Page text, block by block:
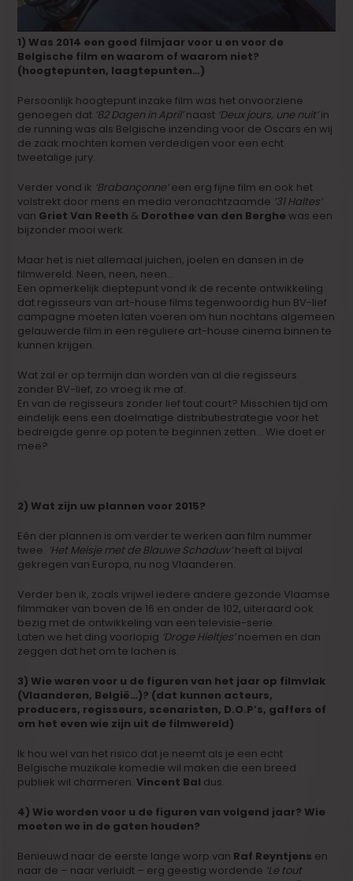
1) Was 2014 een goed filmjaar voor u en voor de
Belgische film en waarom of waarom niet?
(hoogtepunten, laagtepunten…)
Persoonlijk hoogtepunt inzake film was het onvoorziene
genoegen dat ’82 Dagen in April’naast ‘Deux jours, une nuit’in
de running was als Belgische inzending voor de Oscars en wij
de zaak mochten komen verdedigen voor een echt
tweetalige jury.
Verder vond ik ‘Brabançonne’een erg fijne film en ook het
volstrekt door mens en media veronachtzaamde ’31 Haltes’
van Griet Van Reeth & Dorothee van den Berghe was een
bijzonder mooi werk.
Maar het is niet allemaal juichen, joelen en dansen in de
filmwereld. Neen, neen, neen…
Een opmerkelijk dieptepunt vond ik de recente ontwikkeling
dat regisseurs van art-house films tegenwoordig hun BV-lief
campagne moeten laten voeren om hun nochtans algemeen
gelauwerde film in een reguliere art-house cinema binnen te
kunnen krijgen.
Wat zal er op termijn dan worden van al die regisseurs
zonder BV-lief, zo vroeg ik me af.
En van de regisseurs zonder lief tout court? Misschien tijd om
eindelijk eens een doelmatige distributiestrategie voor het
bedreigde genre op poten te beginnen zetten… Wie doet er
mee?
2) Wat zijn uw plannen voor 2015?
Eén der plannen is om verder te werken aan film nummer
twee. ‘Het Meisje met de Blauwe Schaduw’heeft al bijval
gekregen van Europa, nu nog Vlaanderen.
Verder ben ik, zoals vrijwel iedere andere gezonde Vlaamse
filmmaker van boven de 16 en onder de 102, uiteraard ook
bezig met de ontwikkeling van een televisie-serie.
Laten we het ding voorlopig ‘Droge Hieltjes’noemen en dan
zeggen dat het om te lachen is.
3) Wie waren voor u de figuren van het jaar op filmvlak
(Vlaanderen, België…)? (dat kunnen acteurs,
producers, regisseurs, scenaristen, D.O.P’s, gaffers of
om het even wie zijn uit de filmwereld)
Ik hou wel van het risico dat je neemt als je een echt
Belgische muzikale komedie wil maken die een breed
publiek wil charmeren.Vincent Bal dus.
4) Wie worden voor u de figuren van volgend jaar? Wie
moeten we in de gaten houden?
Benieuwd naar de eerste lange worp van Raf Reyntjens en
naar de – naar verluidt – erg geestig wordende ‘Le tout